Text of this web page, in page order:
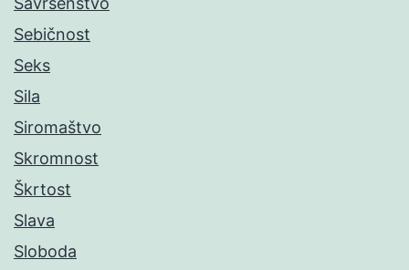
Sebičnost
Seks
Sila
Siromaštvo
Skromnost
Škrtost
Slava
Sloboda